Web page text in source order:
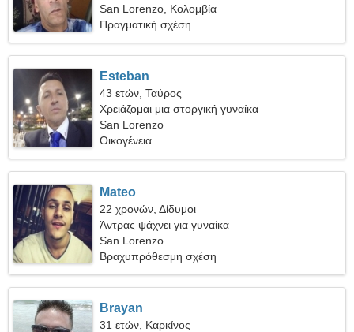
San Lorenzo, Κολομβία
Πραγματική σχέση
Esteban
43 ετών, Ταύρος
Χρειάζομαι μια στοργική γυναίκα
San Lorenzo
Οικογένεια
Mateo
22 χρονών, Δίδυμοι
Άντρας ψάχνει για γυναίκα
San Lorenzo
Βραχυπρόθεσμη σχέση
Brayan
31 ετών, Καρκίνος